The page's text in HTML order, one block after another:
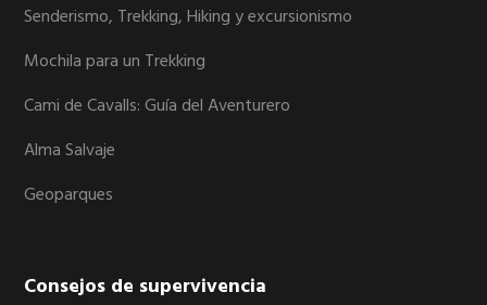
Senderismo, Trekking, Hiking y excursionismo
Mochila para un Trekking
Cami de Cavalls: Guía del Aventurero
Alma Salvaje
Geoparques
Consejos de supervivencia